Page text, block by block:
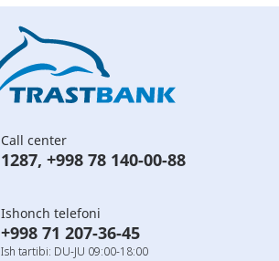
Call center
1287, +998 78 140-00-88
Ishonch telefoni
+998 71 207-36-45
Ish tartibi: DU-JU 09:00-18:00